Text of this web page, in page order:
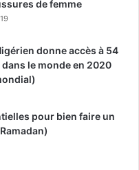
de femme
donne accès à 54
le monde en 2020
pour bien faire un